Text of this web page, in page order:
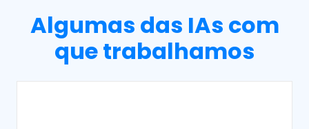
Algumas das IAs com
que trabalhamos